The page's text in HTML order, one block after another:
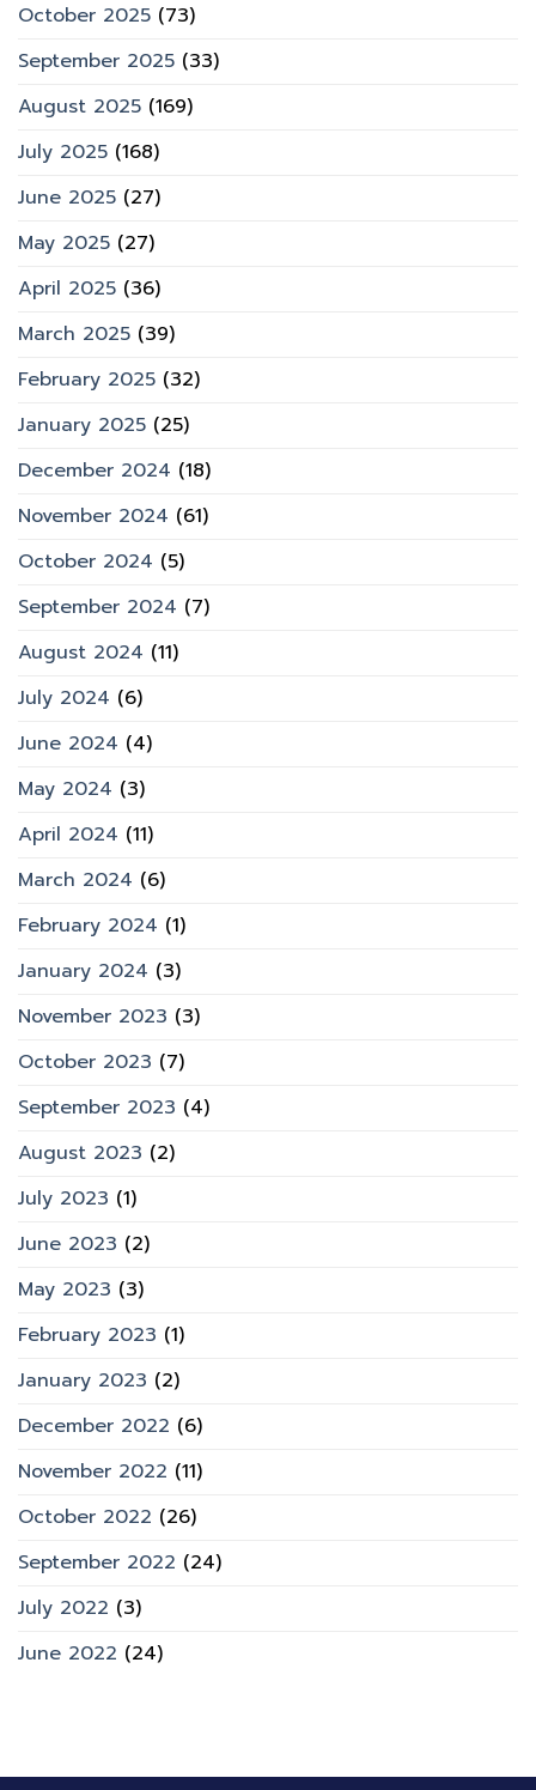
October 2025 (73)
September 2025 (33)
August 2025 (169)
July 2025 (168)
June 2025 (27)
May 2025 (27)
April 2025 (36)
March 2025 (39)
February 2025 (32)
January 2025 (25)
December 2024 (18)
November 2024 (61)
October 2024 (5)
September 2024 (7)
August 2024 (11)
July 2024 (6)
June 2024 (4)
May 2024 (3)
April 2024 (11)
March 2024 (6)
February 2024 (1)
January 2024 (3)
November 2023 (3)
October 2023 (7)
September 2023 (4)
August 2023 (2)
July 2023 (1)
June 2023 (2)
May 2023 (3)
February 2023 (1)
January 2023 (2)
December 2022 (6)
November 2022 (11)
October 2022 (26)
September 2022 (24)
July 2022 (3)
June 2022 (24)